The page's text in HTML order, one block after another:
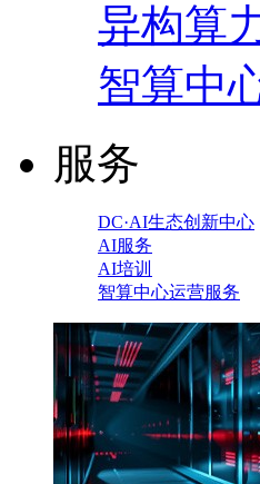
异构算
智算中
服务
DC·AI生态创新中心
AI服务
AI培训
智算中心运营服务